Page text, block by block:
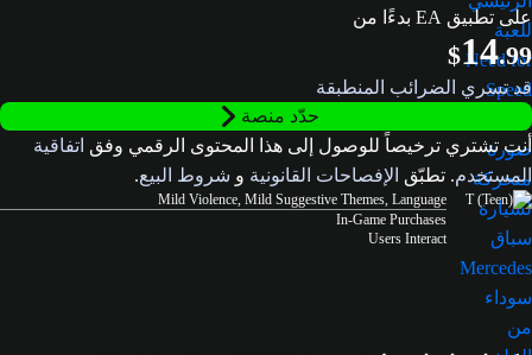
على تطبيق EA بدءًا من
$14.99
قد تسري الضرائب المنطبقة
حدّد منصة
أنت تشتري ترخيصاً للوصول إلى هذا المحتوى الرقمي وفق اتفاقية
المستخدم. تطبّق الإفصاحات القانونية و شروط البيع.
Mild Violence, Mild Suggestive Themes, Language
In-Game Purchases
Users Interact